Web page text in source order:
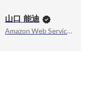
山口 能迪
Amazon Web Services, Inc., Senior Developer Advocate